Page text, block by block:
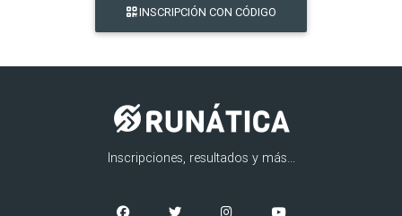
INSCRIPCIÓN CON CÓDIGO
Inscripciones, resultados y más...